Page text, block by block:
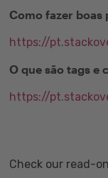
Como fazer boas
https://
O que são tags e
https://
Check our read-